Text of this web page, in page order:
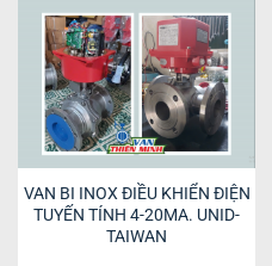
VAN BI INOX ĐIỀU KHIỂN ĐIỆN
TUYẾN TÍNH 4-20MA. UNID-
TAIWAN